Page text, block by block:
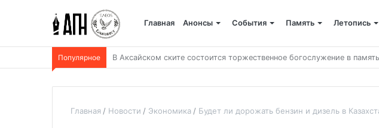
Главная Анонсы События Память Летопись
Популярное В Беларуси пройдет 250-километровый крестный ход
Главная Новости Экономика Будет ли дорожать бензин и дизель в